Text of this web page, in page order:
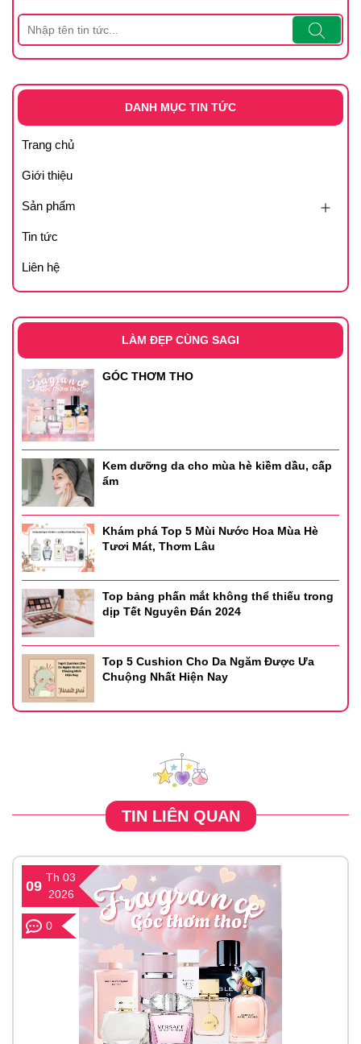
DANH MỤC TIN TỨC
Trang chủ
Giới thiệu
Sản phẩm
Tin tức
Liên hệ
LÀM ĐẸP CÙNG SAGI
GÓC THƠM THO
Kem dưỡng da cho mùa hè kiềm dầu, cấp
ẩm
Khám phá Top 5 Mùi Nước Hoa Mùa Hè
Tươi Mát, Thơm Lâu
Top bảng phấn mắt không thể thiếu trong
dịp Tết Nguyên Đán 2024
Top 5 Cushion Cho Da Ngăm Được Ưa
Chuộng Nhất Hiện Nay
TIN LIÊN QUAN
09
Th 03
2026
0